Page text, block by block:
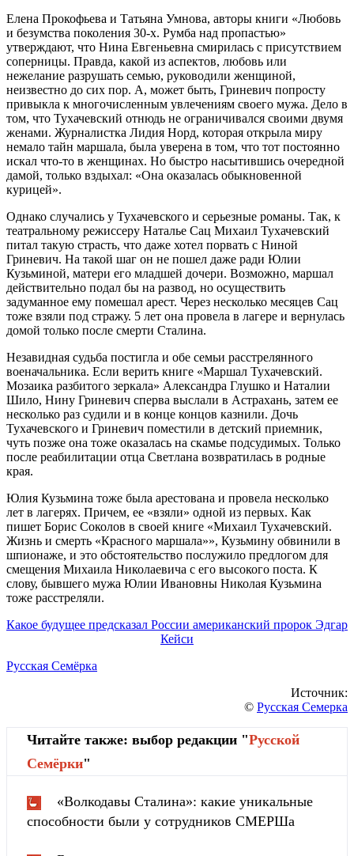
Елена Прокофьева и Татьяна Умнова, авторы книги «Любовь
и безумства поколения 30-х. Румба над пропастью»
утверждают, что Нина Евгеньевна смирилась с присутствием
соперницы. Правда, какой из аспектов, любовь или
нежелание разрушать семью, руководили женщиной,
неизвестно до сих пор. А, может быть, Гриневич попросту
привыкла к многочисленным увлечениям своего мужа. Дело в
том, что Тухачевский отнюдь не ограничивался своими двумя
женами. Журналистка Лидия Норд, которая открыла миру
немало тайн маршала, была уверена в том, что тот постоянно
искал что-то в женщинах. Но быстро насытившись очередной
дамой, только вздыхал: «Она оказалась обыкновенной
курицей».
Однако случались у Тухачевского и серьезные романы. Так, к
театральному режиссеру Наталье Сац Михаил Тухачевский
питал такую страсть, что даже хотел порвать с Ниной
Гриневич. На такой шаг он не пошел даже ради Юлии
Кузьминой, матери его младшей дочери. Возможно, маршал
действительно подал бы на развод, но осуществить
задуманное ему помешал арест. Через несколько месяцев Сац
тоже взяли под стражу. 5 лет она провела в лагере и вернулась
домой только после смерти Сталина.
Незавидная судьба постигла и обе семьи расстрелянного
военачальника. Если верить книге «Маршал Тухачевский.
Мозаика разбитого зеркала» Александра Глушко и Наталии
Шило, Нину Гриневич сперва выслали в Астрахань, затем ее
несколько раз судили и в конце концов казнили. Дочь
Тухачевского и Гриневич поместили в детский приемник,
чуть позже она тоже оказалась на скамье подсудимых. Только
после реабилитации отца Светлана возвратилась в родные
края.
Юлия Кузьмина тоже была арестована и провела несколько
лет в лагерях. Причем, ее «взяли» одной из первых. Как
пишет Борис Соколов в своей книге «Михаил Тухачевский.
Жизнь и смерть «Красного маршала»», Кузьмину обвинили в
шпионаже, и это обстоятельство послужило предлогом для
смещения Михаила Николаевича с его высокого поста. К
слову, бывшего мужа Юлии Ивановны Николая Кузьмина
тоже расстреляли.
Какое будущее предсказал России американский пророк Эдгар
Кейси
Русская Семёрка
Источник:
© Русская Семерка
Читайте также: выбор редакции "Русской
Cемёрки"
«Волкодавы Сталина»: какие уникальные
способности были у сотрудников СМЕРШа